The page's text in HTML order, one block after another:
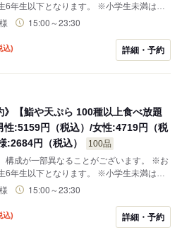
以下となります。 ※小学生未満は無
す。
15:00～23:30
込) 詳細・予約
》【鮨や天ぷら 100種以上食べ放題
性:5159円（税込）/女性:4719円（税
:2684円（税込）
100品
成が一部異なることがございます。 ※お
以下となります。 ※小学生未満は無
す。
15:00～23:30
込) 詳細・予約